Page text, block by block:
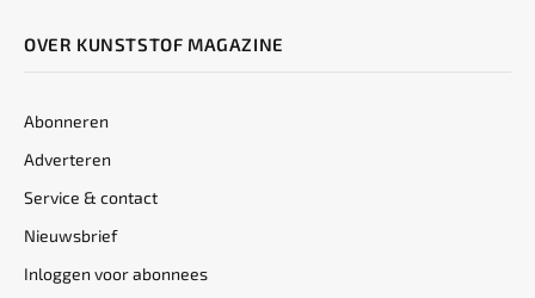
OVER KUNSTSTOF MAGAZINE
Abonneren
Adverteren
Service & contact
Nieuwsbrief
Inloggen voor abonnees